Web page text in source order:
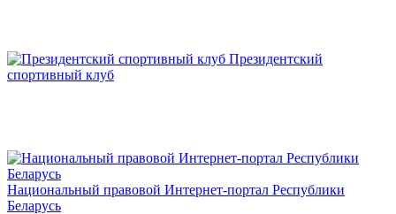
Президентский
спортивный клуб
Национальный правовой Интернет-портал Республики
Беларусь